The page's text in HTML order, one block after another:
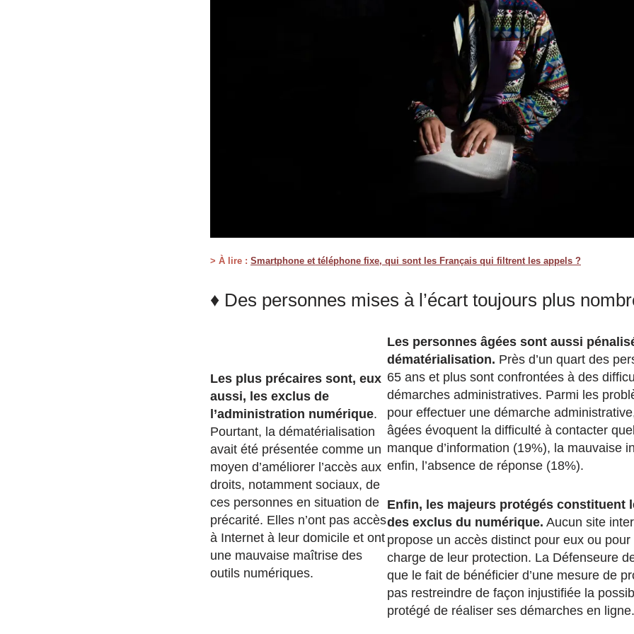
> À lire : Smartphone et téléphone fixe, qui sont les Français qui filtrent les appels ?
♦ Des personnes mises à l’écart toujours plus
Les plus précaires sont, eux
aussi, les exclus de
l’administration numérique.
Pourtant, la dématérialisation
avait été présentée comme un
moyen d’améliorer l’accès aux
droits, notamment sociaux, de
ces personnes en situation de
précarité. Elles n’ont pas accès
à Internet à leur domicile et ont
une mauvaise maîtrise des
outils numériques.
Les personnes âgées sont aussi
dématérialisation. Près d’un quart des
65 ans et plus sont confrontées à des
démarches administratives. Parmi les
pour effectuer une démarche
âgées évoquent la difficulté à contacter
manque d’information (19%), la mauvaise
enfin, l’absence de réponse (18%).
Enfin, les majeurs protégés constituent
des exclus du numérique. Aucun site
propose un accès distinct pour eux ou
charge de leur protection. La Défenseure
que le fait de bénéficier d’une mesure de
pas restreindre de façon injustifiée la
protégé de réaliser ses démarches en ligne.